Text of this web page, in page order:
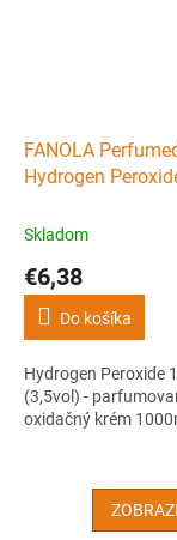
FANOLA
Hydrogen
oxidačný krém
Skladom
€6,38
Do košíka
Hydrogen Peroxide
(3,5vol) -
oxidačný krém